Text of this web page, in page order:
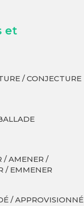
et
/ CONJECTURE
/ AMENER /
/ EMMENER
/ APPROVISIONNÉ